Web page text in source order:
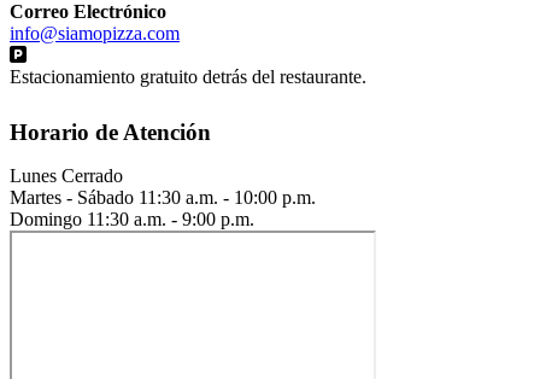
Correo Electrónico
info@siamopizza.com
Estacionamiento gratuito detrás del restaurante.
Horario de Atención
Lunes Cerrado
Martes - Sábado 11:30 a.m. - 10:00 p.m.
Domingo 11:30 a.m. - 9:00 p.m.